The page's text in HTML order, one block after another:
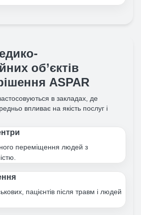
об’єктів
ASPAR
в закладах, де
впливає на якість послуг і
переміщення людей з
пацієнтів після травм і людей